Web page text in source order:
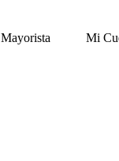
Mayorista Mi